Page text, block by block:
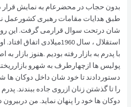
بدون حجاب در محضرعام به نمایش قرار
طبق هدایات مقامات رهبری کشورعمل
شان درتحت سوال قرارمی گرفت. این
استقلال ، سال 1960میلادی
با پدرم به بازار رفته بودیم .هنوز بازار
پولیس ها ازچهارطرف به شهرو
دستوردادند تا خود شان داخل دوکان ها
را تا گذشتن زنان ازروی جاده ببندند.
دوکان ها خود را پنهان نماید. من دربیرون